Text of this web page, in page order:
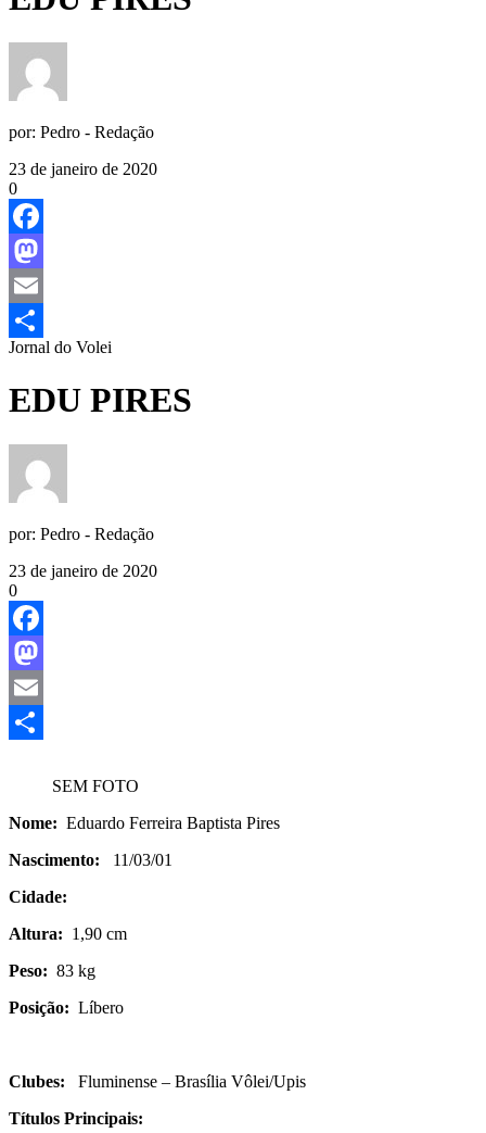
por: Pedro - Redação
23 de janeiro de 2020
0
Facebook
Mastodon
Email
Share
Jornal do Volei
EDU PIRES
por: Pedro - Redação
23 de janeiro de 2020
0
Facebook
Mastodon
Email
SEM FOTO
Nome: Eduardo Ferreira Baptista Pires
Nascimento: 11/03/01
Cidade:
Altura: 1,90 cm
Peso: 83 kg
Posição: Líbero
Clubes: Fluminense – Brasília Vôlei/Upis
Títulos Principais: